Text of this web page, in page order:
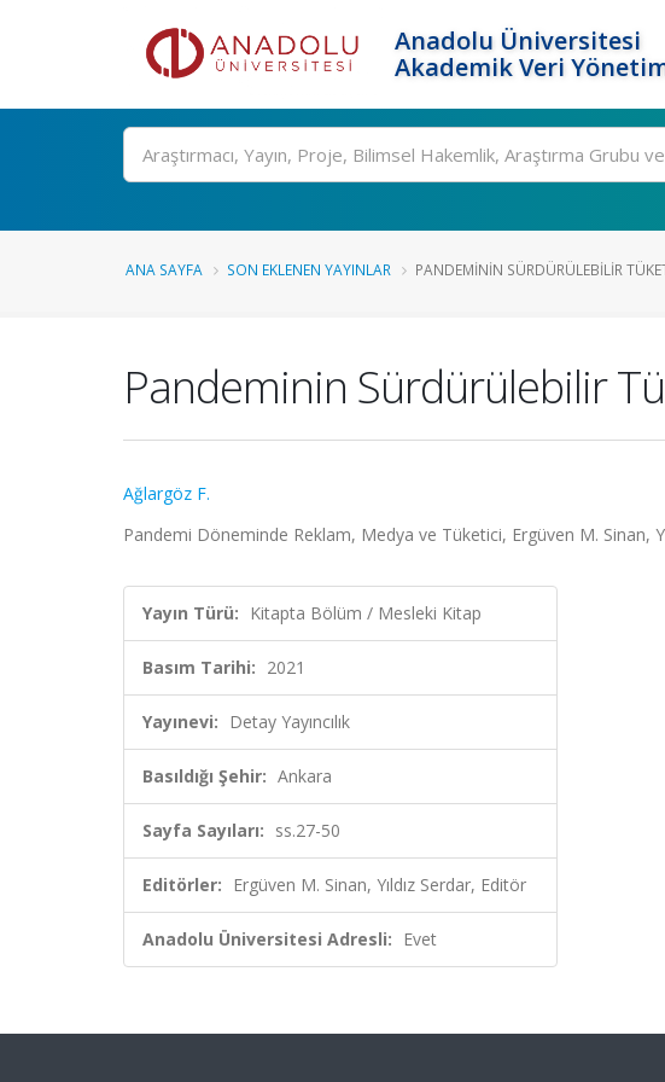
Anadolu Üniversitesi
Akademik Veri
Ara
ANA SAYFA SON EKLENEN YAYINLAR PANDEMININ SÜRDÜRÜLEBILIR
Pandeminin Sürdürülebilir
Ağlargöz F.
Pandemi Döneminde Reklam, Medya ve Tüketici, Ergüven M. Sinan,
Yayın Türü: Kitapta Bölüm / Mesleki Kitap
Basım Tarihi: 2021
Yayınevi: Detay Yayıncılık
Basıldığı Şehir: Ankara
Sayfa Sayıları: ss.27-50
Editörler: Ergüven M. Sinan, Yıldız Serdar, Editör
Anadolu Üniversitesi Adresli: Evet